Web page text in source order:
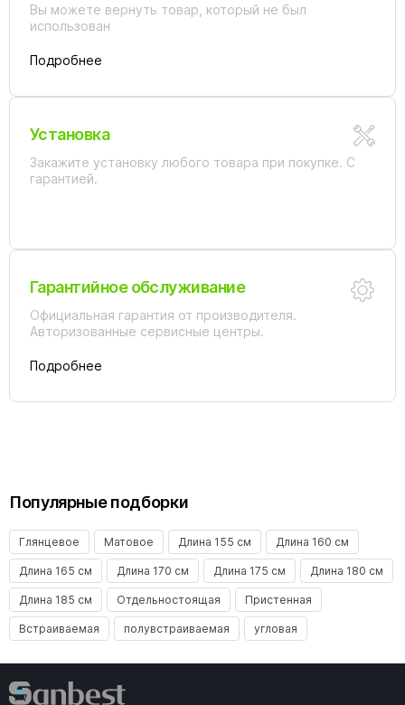
Вы можете вернуть товар, который не был
использован
Подробнее
Установка
Закажите установку любого товара при покупке. С
гарантией.
Гарантийное обслуживание
Официальная гарантия от производителя.
Авторизованные сервисные центры.
Подробнее
Популярные подборки
Глянцевое Матовое Длина 155 см Длина 160 см
Длина 165 см Длина 170 см Длина 175 см Длина 180 см
Длина 185 см Отдельностоящая Пристенная
Встраиваемая полувстраиваемая угловая